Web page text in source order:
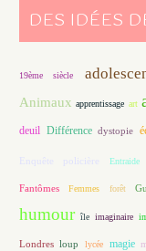
DES IDÉES
19ème siècle
Animaux apprentissage art
deuil Différence dystopie
Entraide
Fantômes Femmes forêt
humour île imaginaire
Londres loup lycée magie